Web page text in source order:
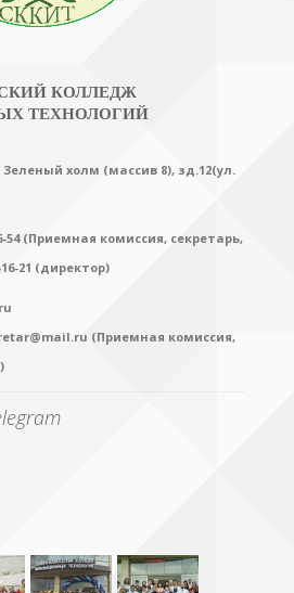
КОЛЛЕДЖ
ТЕХНОЛОГИЙ
Зеленый холм (массив 8), зд.12(ул.
54 (Приемная комиссия, секретарь,
16-21 (директор)
(Приемная комиссия,